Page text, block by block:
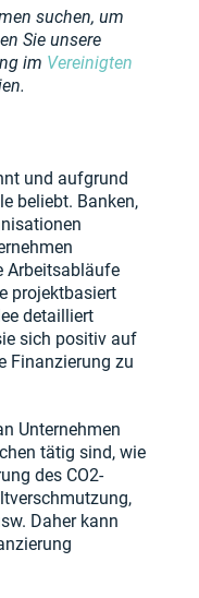
suchen, um
Sie unsere
im Vereinigten
und aufgrund
beliebt. Banken,
Arbeitsabläufe
projektbasiert
detailliert
sich positiv auf
Finanzierung zu
Unternehmen
tätig sind, wie
des CO2-
Daher kann